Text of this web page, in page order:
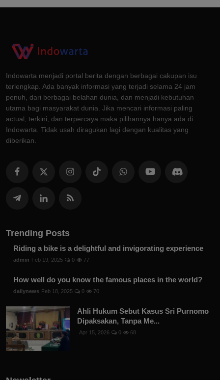
Indowarta menjadi portal berita dengan berbagai cakupan isu
terlengkap. Ada banyak informasi yang terjadi selama 24 jam
penuh, dari berbagai belahan dunia, dan menjadi kebutuhan
utama bagi masyarakat dunia. Jika mencari informasi paling
actual, terkini, dan terpercaya maka pilihannya hanya ada di
Indowarta. Tidak usah diragukan lagi dengan kualitas yang
diberikan.
Trending Posts
Riding a bike is a delightful and invigorating experience
admin Feb 19, 2025 0 77
How well do you know the famous places in the world?
dailynews Feb 18, 2025 0 70
Ahli Hukum Sebut Kasus Sri Purnomo
Dipaksakan, Tanpa Me...
Apr 15, 2026 0 68